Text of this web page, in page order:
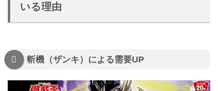
いる理由
斬機（ザンキ）による需要UP